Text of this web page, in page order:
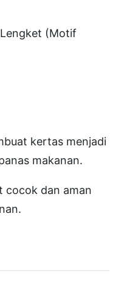
(Motif
kertas menjadi
makanan.
cocok dan aman